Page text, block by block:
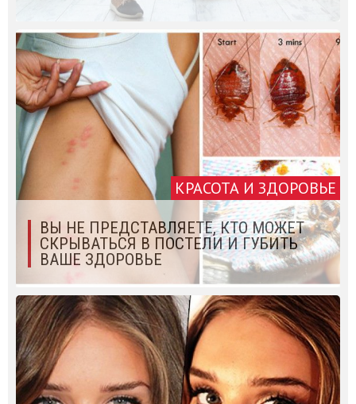
КРАСОТА И ЗДОРОВЬЕ
ВЫ НЕ ПРЕДСТАВЛЯЕТЕ, КТО МОЖЕТ
СКРЫВАТЬСЯ В ПОСТЕЛИ И ГУБИТЬ
ВАШЕ ЗДОРОВЬЕ